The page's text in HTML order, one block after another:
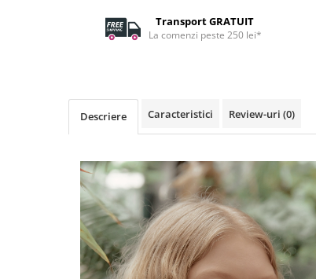
Transport GRATUIT
La comenzi peste 250 lei*
Descriere Caracteristici Review-uri (0)